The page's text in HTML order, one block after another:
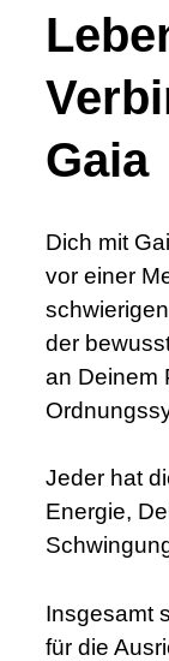
Gaia
Dich mit
vor einer
der
an Deinem
Jeder hat
Energie,
Insgesamt
für die